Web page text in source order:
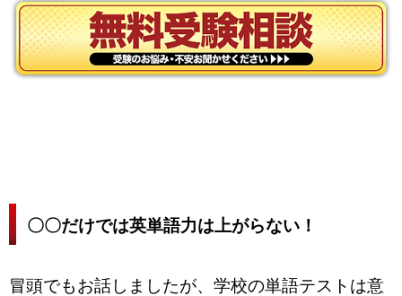
〇〇だけでは英単語力は上がらない！
冒頭でもお話しましたが、学校の単語テストは意